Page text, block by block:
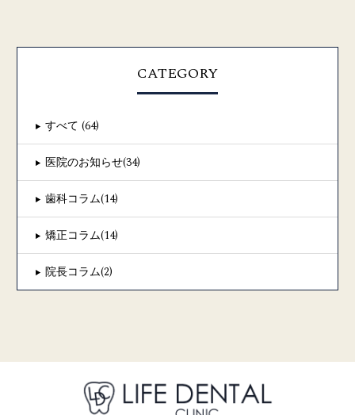
CATEGORY
すべて (64)
医院のお知らせ(34)
歯科コラム(14)
矯正コラム(14)
院長コラム(2)